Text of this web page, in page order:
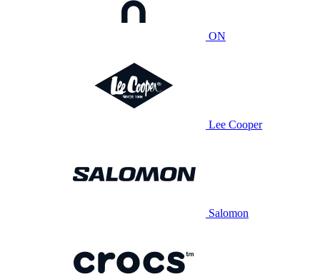
ON
Lee Cooper
Salomon